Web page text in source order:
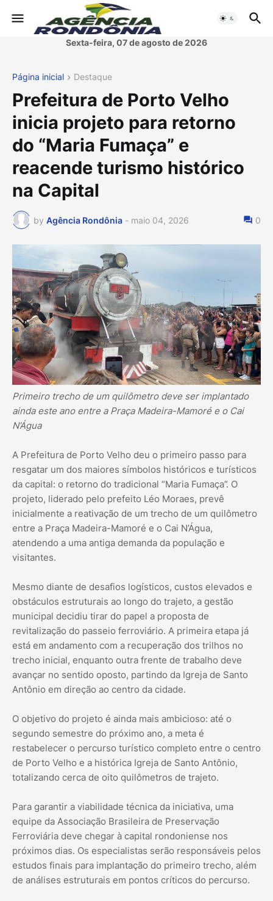
Sexta-feira, 07 de agosto de 2026
Página inicial Destaque
Prefeitura de Porto Velho
inicia projeto para retorno
do “Maria Fumaça” e
reacende turismo histórico
na Capital
by Agência Rondônia - maio 04, 2026 0
Primeiro trecho de um quilômetro deve ser implantado
ainda este ano entre a Praça Madeira-Mamoré e o Cai
N’Água
A Prefeitura de Porto Velho deu o primeiro passo para
resgatar um dos maiores símbolos históricos e turísticos
da capital: o retorno do tradicional “Maria Fumaça”. O
projeto, liderado pelo prefeito Léo Moraes, prevê
inicialmente a reativação de um trecho de um quilômetro
entre a Praça Madeira-Mamoré e o Cai N’Água,
atendendo a uma antiga demanda da população e
visitantes.
Mesmo diante de desafios logísticos, custos elevados e
obstáculos estruturais ao longo do trajeto, a gestão
municipal decidiu tirar do papel a proposta de
revitalização do passeio ferroviário. A primeira etapa já
está em andamento com a recuperação dos trilhos no
trecho inicial, enquanto outra frente de trabalho deve
avançar no sentido oposto, partindo da Igreja de Santo
Antônio em direção ao centro da cidade.
O objetivo do projeto é ainda mais ambicioso: até o
segundo semestre do próximo ano, a meta é
restabelecer o percurso turístico completo entre o centro
de Porto Velho e a histórica Igreja de Santo Antônio,
totalizando cerca de oito quilômetros de trajeto.
Para garantir a viabilidade técnica da iniciativa, uma
equipe da Associação Brasileira de Preservação
Ferroviária deve chegar à capital rondoniense nos
próximos dias. Os especialistas serão responsáveis pelos
estudos finais para implantação do primeiro trecho, além
de análises estruturais em pontos críticos do percurso.